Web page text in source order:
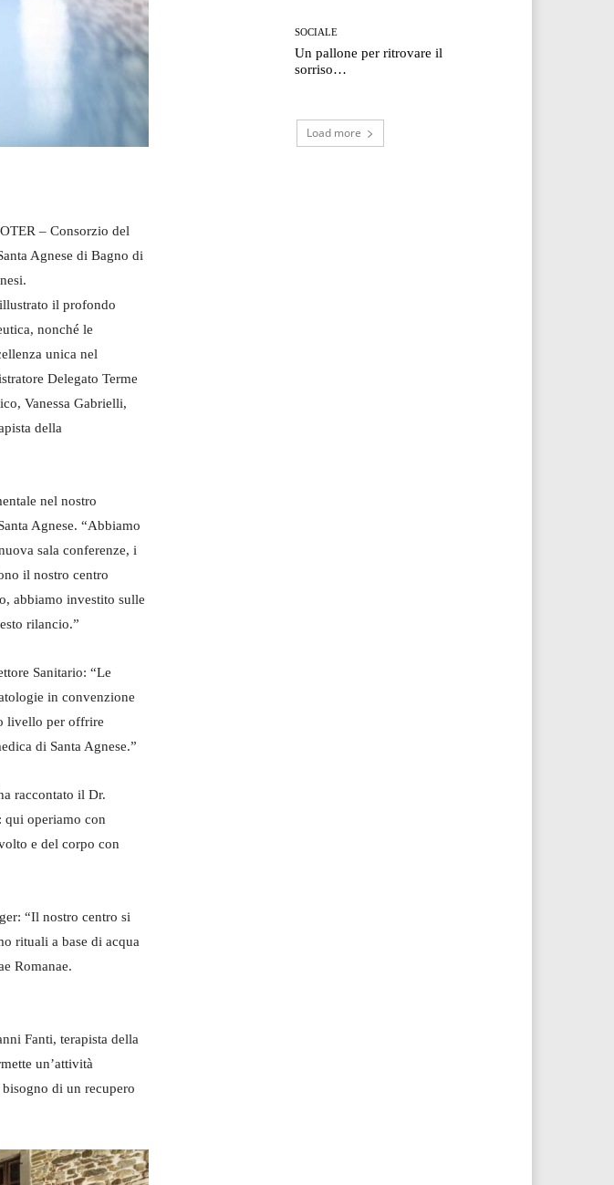
– Consorzio del
Agnese di Bagno di
il profondo
nonché le
unica nel
Delegato Terme
Vanessa Gabrielli,
della
nel nostro
Agnese. “Abbiamo
sala conferenze, i
il nostro centro
abbiamo investito sulle
rilancio.”
Sanitario: “Le
in convenzione
livello per offrire
di Santa Agnese.”
raccontato il Dr.
qui operiamo con
e del corpo con
“Il nostro centro si
rituali a base di acqua
Romanae.
Fanti, terapista della
un’attività
di un recupero
SOCIALE
Un pallone per ritrovare il
sorriso…
Load more